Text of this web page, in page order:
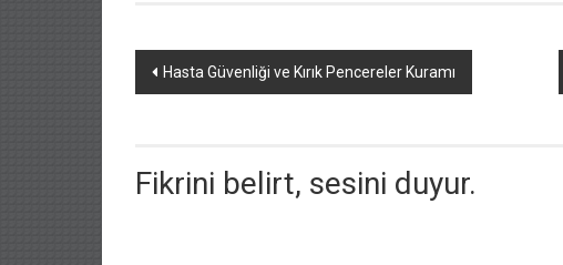
Hasta Güvenliği ve Kırık Pencereler Kuramı
Fikrini belirt, sesini duyur.